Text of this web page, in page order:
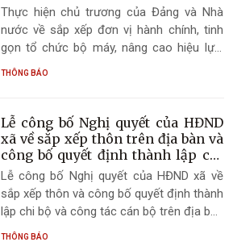
Thực hiện chủ trương của Đảng và Nhà
nước về sắp xếp đơn vị hành chính, tinh
gọn tổ chức bộ máy, nâng cao hiệu lực,
hiệu quả hoạt động của hệ thống chính trị
quy định. Đây là dấu mốc quan trọng, mở
ra giai đoạn phát triển mới, tạo điều kiện
thuận lợi để tập trung nguồn lực, phát huy
sức mạnh đoàn kết toàn dân, xây dựng
quê hương ngày càng giàu đẹp, văn minh.
THÔNG BÁO
Lễ công bố Nghị quyết của HĐND
xã về sắp xếp thôn trên địa bàn và
công bố quyết định thành lập chi
bộ và công tác cán bộ.
Lễ công bố Nghị quyết của HĐND xã về
sắp xếp thôn và công bố quyết định thành
lập chi bộ và công tác cán bộ trên địa bàn
xã.
THÔNG BÁO